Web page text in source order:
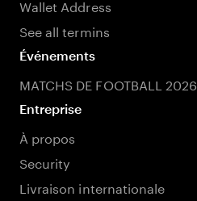
Wallet Address
See all termins
Événements
MATCHS DE FOOTBALL 2026
Entreprise
À propos
Security
Livraison internationale